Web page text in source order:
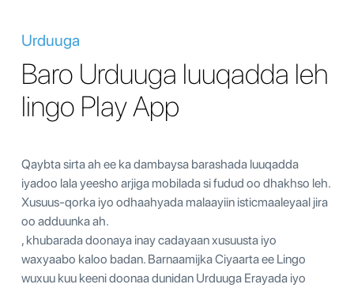
Urduuga
Baro Urduuga luuqadda leh
lingo Play App
Qaybta sirta ah ee ka dambaysa barashada luuqadda
iyadoo lala yeesho arjiga mobilada si fudud oo dhakhso leh.
Xusuus-qorka iyo odhaahyada malaayiin isticmaaleyaal jira
oo adduunka ah.
, khubarada doonaya inay cadayaan xusuusta iyo
waxyaabo kaloo badan. Barnaamijka Ciyaarta ee Lingo
wuxuu kuu keeni doonaa dunidan Urduuga Erayada iyo